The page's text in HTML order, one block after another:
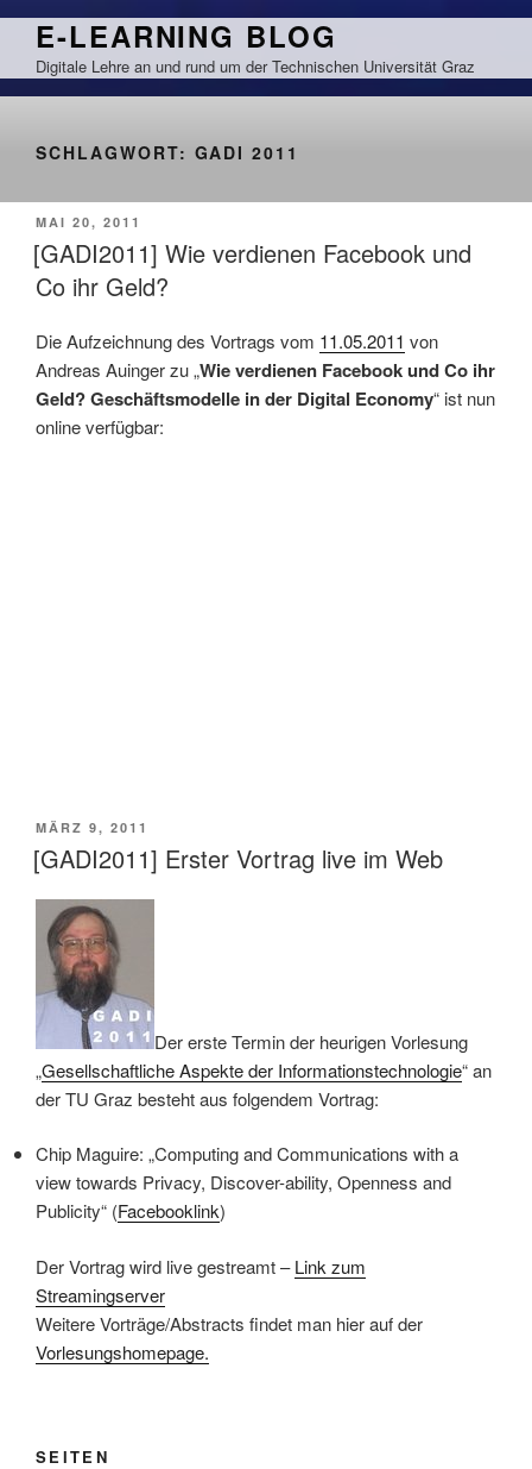
Zum
springen
E-LEARNING BLOG
Digitale Lehre an und rund um der Technischen Universität Graz
SCHLAGWORT: GADI 2011
VERÖFFENTLICHT
AM
MAI 20, 2011
[GADI2011] Wie verdienen Facebook und
Co ihr Geld?
Die Aufzeichnung des Vortrags vom 11.05.2011 von
Andreas Auinger zu „Wie verdienen Facebook und Co ihr
Geld? Geschäftsmodelle in der Digital Economy“ ist nun
online verfügbar:
VERÖFFENTLICHT
AM
MÄRZ 9, 2011
[GADI2011] Erster Vortrag live im Web
Der erste Termin der heurigen Vorlesung
„Gesellschaftliche Aspekte der Informationstechnologie“ an
der TU Graz besteht aus folgendem Vortrag:
Chip Maguire: „Computing and Communications with a
view towards Privacy, Discover-ability, Openness and
Publicity“ (Facebooklink)
Der Vortrag wird live gestreamt –Link zum
Streamingserver
Weitere Vorträge/Abstracts findet man hier auf der
Vorlesungshomepage.
SEITEN